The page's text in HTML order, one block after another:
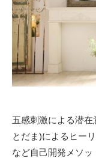
五感刺激による潜
とだま)によるヒー
など自己開発メソ